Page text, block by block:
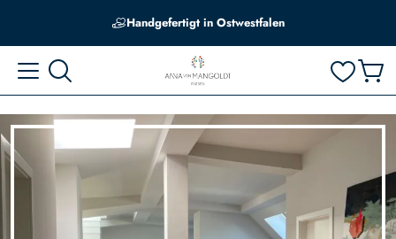
Edle Farbtöne, abgestimmt auf hiesige Lichtverhältnisse
Handgefertigt in Ostwestfalen